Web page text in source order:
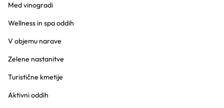
Med vinogradi
Wellness in spa oddih
V objemu narave
Zelene nastanitve
Turistične kmetije
Aktivni oddih